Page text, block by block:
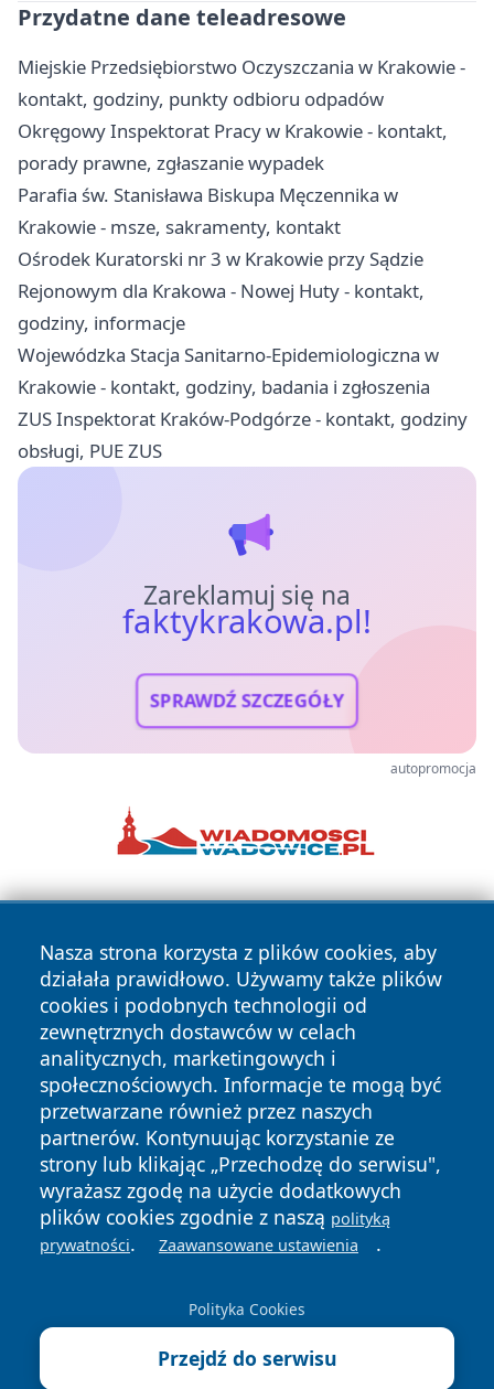
Przydatne dane teleadresowe
Miejskie Przedsiębiorstwo Oczyszczania w Krakowie -
kontakt, godziny, punkty odbioru odpadów
Okręgowy Inspektorat Pracy w Krakowie - kontakt,
porady prawne, zgłaszanie wypadek
Parafia św. Stanisława Biskupa Męczennika w
Krakowie - msze, sakramenty, kontakt
Ośrodek Kuratorski nr 3 w Krakowie przy Sądzie
Rejonowym dla Krakowa - Nowej Huty - kontakt,
godziny, informacje
Wojewódzka Stacja Sanitarno-Epidemiologiczna w
Krakowie - kontakt, godziny, badania i zgłoszenia
ZUS Inspektorat Kraków-Podgórze - kontakt, godziny
obsługi, PUE ZUS
Zareklamuj się na
faktykrakowa.pl!
SPRAWDŹ SZCZEGÓŁY
autopromocja
Nasza strona korzysta z plików cookies, aby
działała prawidłowo. Używamy także plików
cookies i podobnych technologii od
zewnętrznych dostawców w celach
analitycznych, marketingowych i
społecznościowych. Informacje te mogą być
przetwarzane również przez naszych
partnerów. Kontynuując korzystanie ze
strony lub klikając „Przechodzę do serwisu",
wyrażasz zgodę na użycie dodatkowych
plików cookies zgodnie z naszą polityką
prywatności. Zaawansowane ustawienia .
Polityka Cookies
Przejdź do serwisu
Copyright © 2026 faktykrakowa.pl Wszystkie prawa
zastrzeżone.
News Autorzy
Polityka
Prywatności
Polityka
Cookies